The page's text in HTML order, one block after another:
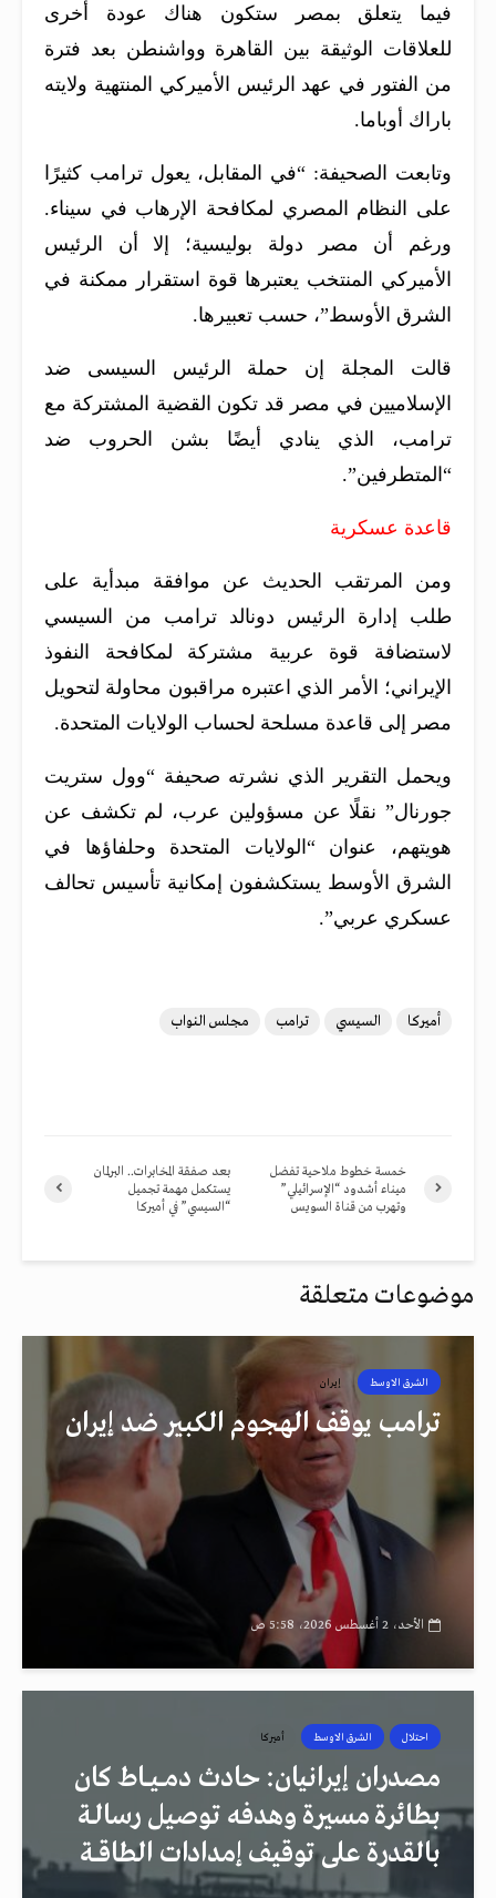
فيما يتعلق بمصر ستكون هناك عودة أخرى
للعلاقات الوثيقة بين القاهرة وواشنطن بعد فترة
من الفتور في عهد الرئيس الأميركي المنتهية ولايته
باراك أوباما.
وتابعت الصحيفة: “في المقابل، يعول ترامب كثيرًا
على النظام المصري لمكافحة الإرهاب في سيناء.
ورغم أن مصر دولة بوليسية؛ إلا أن الرئيس
الأميركي المنتخب يعتبرها قوة استقرار ممكنة في
الشرق الأوسط”، حسب تعبيرها.
قالت المجلة إن حملة الرئيس السيسى ضد
الإسلاميين في مصر قد تكون القضية المشتركة مع
ترامب، الذي ينادي أيضًا بشن الحروب ضد
“المتطرفين”.
قاعدة عسكرية
ومن المرتقب الحديث عن موافقة مبدأية على
طلب إدارة الرئيس دونالد ترامب من السيسي
لاستضافة قوة عربية مشتركة لمكافحة النفوذ
الإيراني؛ الأمر الذي اعتبره مراقبون محاولة لتحويل
مصر إلى قاعدة مسلحة لحساب الولايات المتحدة.
ويحمل التقرير الذي نشرته صحيفة “وول ستريت
جورنال” نقلًا عن مسؤولين عرب، لم تكشف عن
هويتهم، عنوان “الولايات المتحدة وحلفاؤها في
الشرق الأوسط يستكشفون إمكانية تأسيس تحالف
عسكري عربي”.
أميركا السيسي ترامب مجلس النواب
بعد صفقة المخابرات.. البرلمان
يستكمل مهمة تجميل
“السيسي” في أميركا
خمسة خطوط ملاحية تفضل
ميناء أشدود “الإسرائيلي”
وتهرب من قناة السويس
موضوعات متعلقة
الشرق الاوسط إيران
ترامب يوقف الهجوم الكبير ضد إيران
الأحد، 2 أغسطس 2026، 5:58 ص
احتلال الشرق الاوسط أميركا
مصدران إيرانيان: حادث دمــيــاط كان
بطائرة مسيرة وهدفه توصيل رسالـة
بالقدرة على توقيف إمدادات الطاقــة